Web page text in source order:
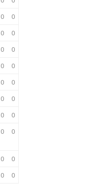
0
0
0
0
0
0
0
0
0
0
0
0
0
0
0 0
0
0
0 0